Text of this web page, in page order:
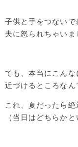
子供と手をつないで
夫に怒られちゃいま
でも、本当にこん
近づけるところなん
これ、夏だったら絶
（当日はどちらか